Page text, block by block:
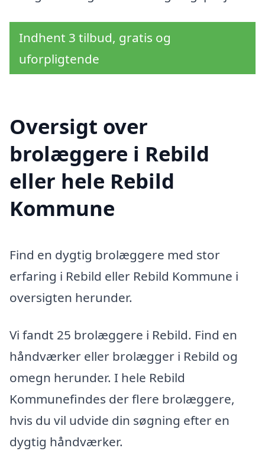
Indhent 3 tilbud, gratis og
uforpligtende
Oversigt over
brolæggere i Rebild
eller hele Rebild
Kommune
Find en dygtig brolæggere med stor
erfaring i Rebild eller Rebild Kommune i
oversigten herunder.
Vi fandt 25 brolæggere i Rebild. Find en
håndværker eller brolægger i Rebild og
omegn herunder. I hele Rebild
Kommunefindes der flere brolæggere,
hvis du vil udvide din søgning efter en
dygtig håndværker.